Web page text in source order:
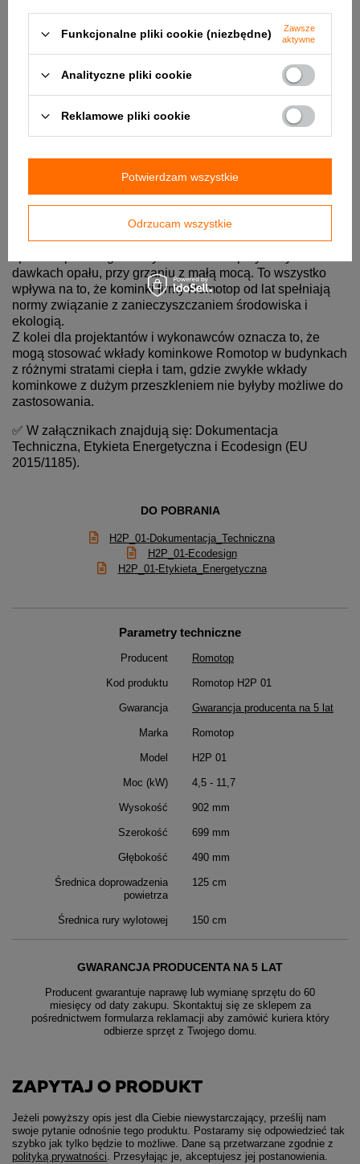
✔️ Co oznacza system DOUBLE SPIN dla użytkownika?
Przede wszystkim system ten gwarantuje optymalne
stabilne spalanie, bez względu na ilość paliwa. Proces
dawkach opału, przy grzaniu z małą mocą. To wszystko
wpływa na to, że kominki firmy Romotop od lat spełniają
normy związanie z zanieczyszczaniem środowiska i
ekologią.
Z kolei dla projektantów i wykonawców oznacza to, że
mogą stosować wkłady kominkowe Romotop w budynkach
z różnymi stratami ciepła i tam, gdzie zwykłe wkłady
kominkowe z dużym przeszkleniem nie byłyby możliwe do
zastosowania.
✅ W załącznikach znajdują się: Dokumentacja
Techniczna, Etykieta Energetyczna i Ecodesign (EU
2015/1185).
DO POBRANIA
H2P_01-Dokumentacja_Techniczna
H2P_01-Ecodesign
H2P_01-Etykieta_Energetyczna
Parametry techniczne
Producent Romotop
Kod produktu Romotop H2P 01
Gwarancja Gwarancja producenta na 5 lat
Marka Romotop
Model H2P 01
Moc (kW) 4,5 - 11,7
Wysokość 902 mm
Szerokość 699 mm
Głębokość 490 mm
Średnica doprowadzenia
powietrza
125 cm
Średnica rury wylotowej 150 cm
GWARANCJA PRODUCENTA NA 5 LAT
Producent gwarantuje naprawę lub wymianę sprzętu do 60
miesięcy od daty zakupu. Skontaktuj się ze sklepem za
pośrednictwem formularza reklamacji aby zamówić kuriera który
odbierze sprzęt z Twojego domu.
ZAPYTAJ O PRODUKT
Jeżeli powyższy opis jest dla Ciebie niewystarczający, prześlij nam
swoje pytanie odnośnie tego produktu. Postaramy się odpowiedzieć tak
szybko jak tylko będzie to możliwe. Dane są przetwarzane zgodnie z
polityką prywatności. Przesyłając je, akceptujesz jej postanowienia.
Funkcjonalne pliki cookie (niezbędne)
Zawsze
aktywne
Analityczne pliki cookie
Reklamowe pliki cookie
Odrzucam wszystkie
Potwierdzam wszystkie